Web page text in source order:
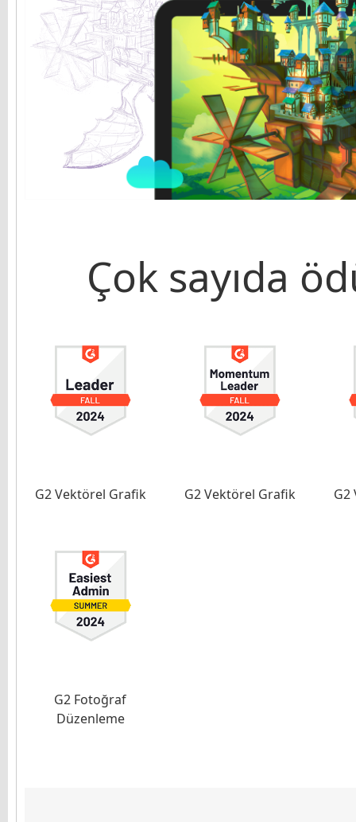
Çok sayıda
G2 Vektörel Grafik G2 Vektörel Grafik G2
G2 Fotoğraf
Düzenleme